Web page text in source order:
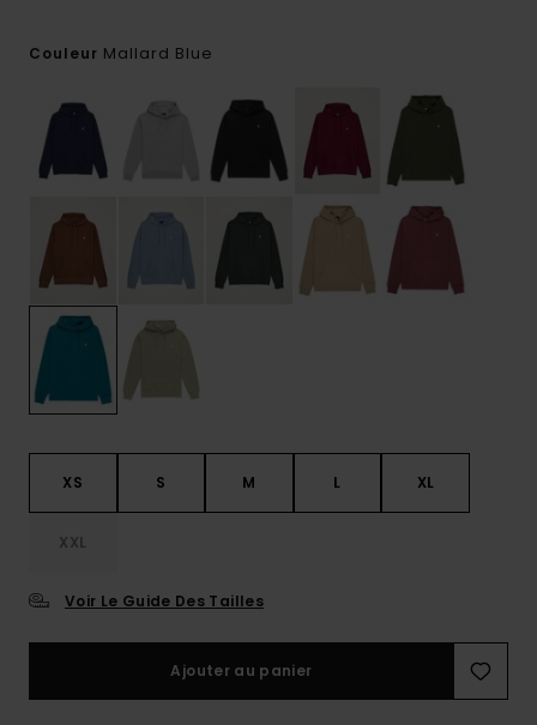
Couleur Mallard Blue
XS S M L XL
XXL
Voir Le Guide Des Tailles
Ajouter au panier